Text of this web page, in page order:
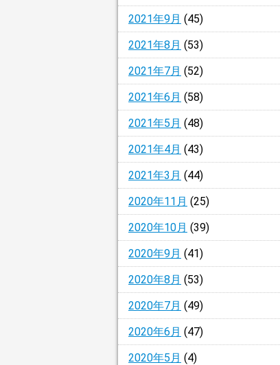
2021年9月 (45)
2021年8月 (53)
2021年7月 (52)
2021年6月 (58)
2021年5月 (48)
2021年4月 (43)
2021年3月 (44)
2020年11月 (25)
2020年10月 (39)
2020年9月 (41)
2020年8月 (53)
2020年7月 (49)
2020年6月 (47)
2020年5月 (4)